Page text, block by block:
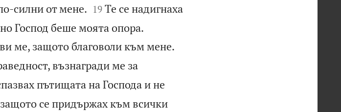
силни от мене.
19 Те се надигнаха
Господ беше моята опора.
ме, защото благоволи към мене.
възнагради ме за
пътищата на Господа и не
защото се придържах към всички